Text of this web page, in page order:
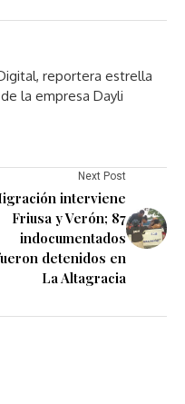
reportera estrella
la empresa Dayli
Next Post
interviene
Friusa y Verón; 87
indocumentados
detenidos en
La Altagracia